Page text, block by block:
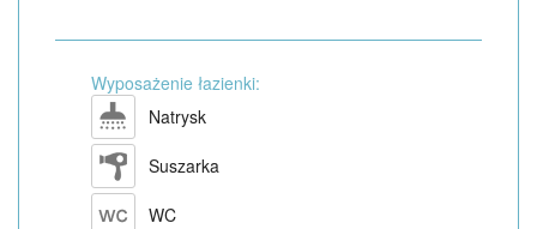
Wyposażenie łazienki:
Natrysk
Suszarka
WC